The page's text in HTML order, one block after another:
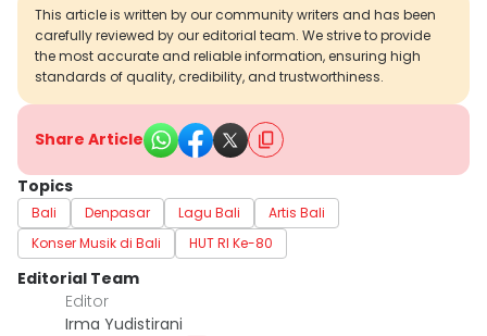
This article is written by our community writers and has been
carefully reviewed by our editorial team. We strive to provide
the most accurate and reliable information, ensuring high
standards of quality, credibility, and trustworthiness.
Share Article
Topics
Bali Denpasar Lagu Bali
Artis Bali
Konser Musik di Bali
HUT RI Ke-80
Editorial Team
Editor
Irma Yudistirani